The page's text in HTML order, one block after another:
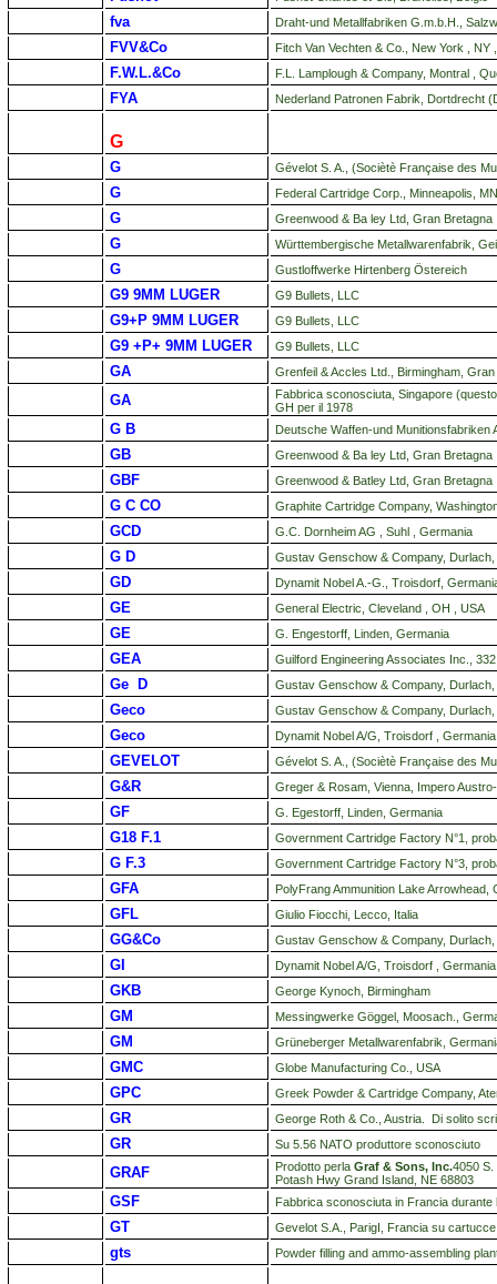
fva Draht-und Metallfabriken G.m.b.H.,
FVV&Co Fitch Van Vechten & Co., New York , NY
F.W.L.&Co F.L. Lamplough & Company, Montral ,
FYA Nederland Patronen Fabrik, Dortdrecht
G
G Gévelot S. A., (Sociètè Française des
G Federal Cartridge Corp., Minneapolis,
G Greenwood & Ba ley Ltd, Gran Bretagna
G Württembergische Metallwarenfabrik,
G Gustloffwerke Hirtenberg Östereich
G9 9MM LUGER G9 Bullets, LLC
G9+P 9MM LUGER G9 Bullets, LLC
G9 +P+ 9MM LUGER G9 Bullets, LLC
GA Grenfeil & Accles Ltd., Birmingham,
GA
Fabbrica sconosciuta, Singapore
GH per il 1978
G B Deutsche Waffen-und
GB Greenwood & Ba ley Ltd, Gran Bretagna
GBF Greenwood & Batley Ltd, Gran Bretagna
G C CO Graphite Cartridge Company,
GCD G.C. Dornheim AG , Suhl , Germania
G D Gustav Genschow & Company,
GD Dynamit Nobel A.-G., Troisdorf,
GE General Electric, Cleveland , OH , USA
GE G. Engestorff, Linden, Germania
GEA Guilford Engineering Associates Inc.,
Ge D Gustav Genschow & Company,
Geco Gustav Genschow & Company,
Geco Dynamit Nobel A/G, Troisdorf , Germania
GEVELOT Gévelot S. A., (Sociètè Française des
G&R Greger & Rosam, Vienna, Impero
GF G. Egestorff, Linden, Germania
G18 F.1 Government Cartridge Factory N°1,
G F.3 Government Cartridge Factory N°3,
GFA PolyFrang Ammunition Lake Arrowhead,
GFL Giulio Fiocchi, Lecco, Italia
GG&Co Gustav Genschow & Company,
GI Dynamit Nobel A/G, Troisdorf , Germania
GKB George Kynoch, Birmingham
GM Messingwerke Göggel, Moosach.,
GM Grüneberger Metallwarenfabrik,
GMC Globe Manufacturing Co., USA
GPC Greek Powder & Cartridge Company,
GR George Roth & Co., Austria. Di solito
GR Su 5.56 NATO produttore sconosciuto
GRAF Prodotto perla Graf & Sons, Inc.4050
Potash Hwy Grand Island, NE 68803
GSF Fabbrica sconosciuta in Francia durante
GT Gevelot S.A., ParigI, Francia su
gts Powder filling and ammo-assembling